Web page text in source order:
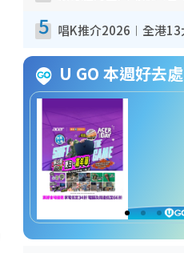
5
U GO 本週好去處